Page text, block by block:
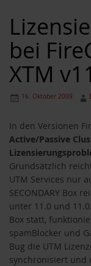
bei
XTM
16. Oktober 2009
In den Versionen
Active/Passive
Grundsätzlich
UTM Services nur
SECONDARY Box
unter 11.0 und
Box statt,
spamBlocker und
Bug die UTM
synchronisiert und